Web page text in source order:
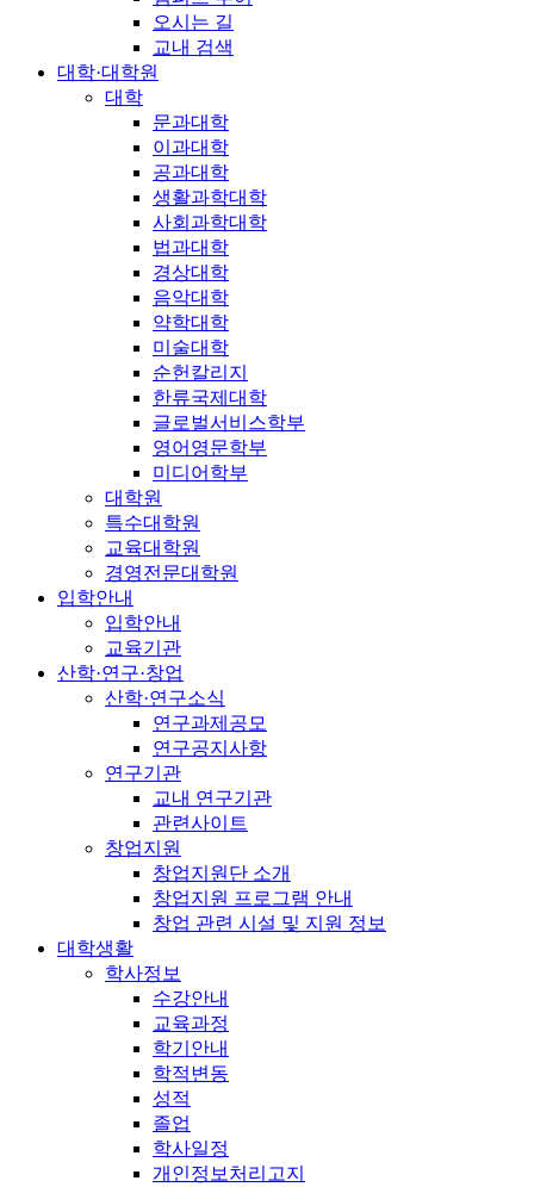
오시는 길
교내 검색
대학·대학원
대학
문과대학
이과대학
공과대학
생활과학대학
사회과학대학
법과대학
경상대학
음악대학
약학대학
미술대학
순헌칼리지
한류국제대학
글로벌서비스학부
영어영문학부
미디어학부
대학원
특수대학원
교육대학원
경영전문대학원
입학안내
입학안내
교육기관
산학·연구·창업
산학·연구소식
연구과제공모
연구공지사항
연구기관
교내 연구기관
관련사이트
창업지원
창업지원단 소개
창업지원 프로그램 안내
창업 관련 시설 및 지원 정보
대학생활
학사정보
수강안내
교육과정
학기안내
학적변동
성적
졸업
학사일정
개인정보처리고지